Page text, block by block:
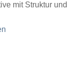
mit Struktur und